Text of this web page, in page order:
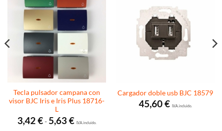
Tecla pulsador campana con
visor BJC Iris e Iris Plus 18716-
L
3,42 €- 5,63€Rango
de
I.V.A. incluido.
Cargador doble usb BJC 18579
45,60€ I.V.A. incluido.